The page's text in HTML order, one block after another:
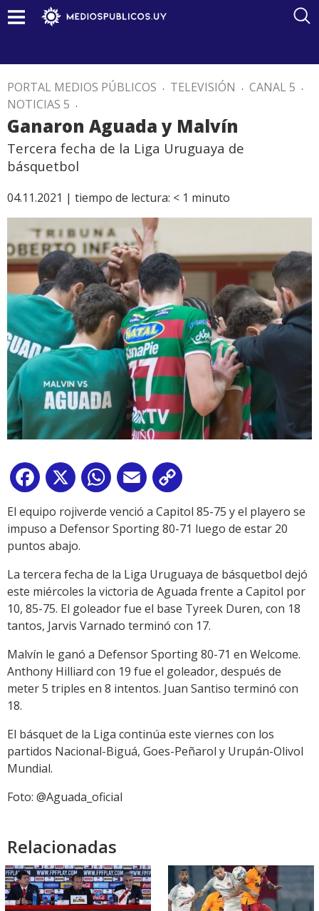
PORTAL MEDIOS PÚBLICOS . TELEVISIÓN . CANAL 5 .
NOTICIAS 5 .
Ganaron Aguada y Malvín
Tercera fecha de la Liga Uruguaya de
básquetbol
04.11.2021 | tiempo de lectura: < 1 minuto
Facebook
X WhatsApp
Email
Link
El equipo rojiverde venció a Capitol 85-75 y el playero se
impuso a Defensor Sporting 80-71 luego de estar 20
puntos abajo.
La tercera fecha de la Liga Uruguaya de básquetbol dejó
este miércoles la victoria de Aguada frente a Capitol por
10, 85-75. El goleador fue el base Tyreek Duren, con 18
tantos, Jarvis Varnado terminó con 17.
Malvín le ganó a Defensor Sporting 80-71 en Welcome.
Anthony Hilliard con 19 fue el goleador, después de
meter 5 triples en 8 intentos. Juan Santiso terminó con
18.
El básquet de la Liga continúa este viernes con los
partidos Nacional-Biguá, Goes-Peñarol y Urupán-Olivol
Mundial.
Foto: @Aguada_oficial
Relacionadas